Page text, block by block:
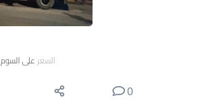
السعر على السوم
0